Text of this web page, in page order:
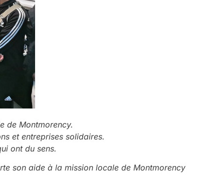
de Montmorency.
et entreprises solidaires.
ont du sens.
son aide à la mission locale de Montmorency